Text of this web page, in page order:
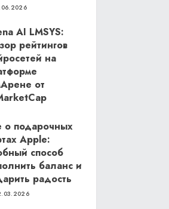
AI LMSYS:
рейтингов
на
от
о подарочных
Apple:
способ
баланс и
радость